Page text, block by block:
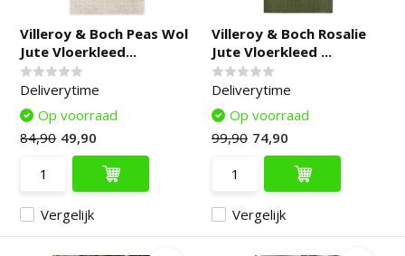
Villeroy & Boch Peas Wol
Jute Vloerkleed...
Deliverytime
Vergelijk
Op voorraad
84,90 49,90
Villeroy & Boch Rosalie
Jute Vloerkleed ...
Deliverytime
Vergelijk
Op voorraad
99,90 74,90